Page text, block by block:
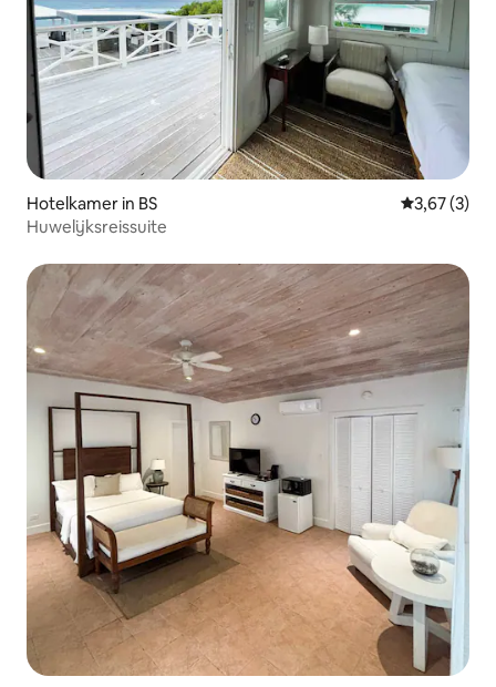
Hotelkamer in BS
3,67 (3)
Huwelijksreissuite